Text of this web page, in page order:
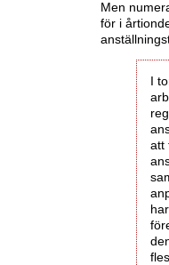
Men
för i
I
att